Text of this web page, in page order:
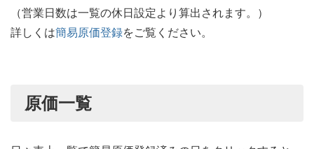
（営業日数は一覧の休日設定より算出されます。）
詳しくは簡易原価登録をご覧ください。
原価一覧